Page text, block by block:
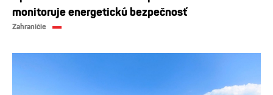
monitoruje energetickú bezpečnosť
Zahraničie